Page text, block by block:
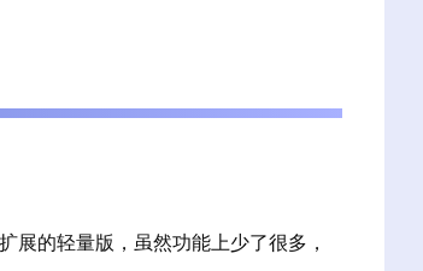
展的轻量版，虽然功能上少了很多，